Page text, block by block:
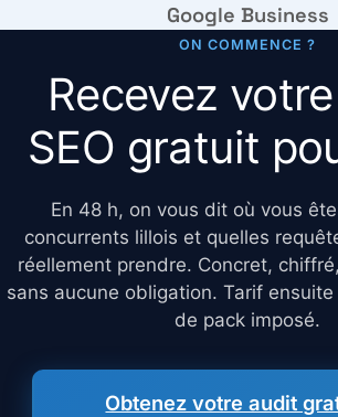
Google Business
ON COMMENCE ?
Recevez
SEO gratuit
En 48 h, on vous dit où vous
concurrents lillois et quelles
réellement prendre. Concret,
sans aucune obligation. Tarif
de pack imposé.
Obtenez votre audit